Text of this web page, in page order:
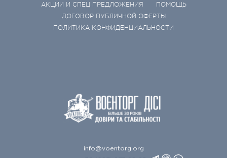
АКЦИИ И СПЕЦ ПРЕДЛОЖЕНИЯ
ПОМОЩЬ
ДОГОВОР ПУБЛИЧНОЙ ОФЕРТЫ
ПОЛИТИКА КОНФИДЕНЦИАЛЬНОСТИ
info@voentorg.org